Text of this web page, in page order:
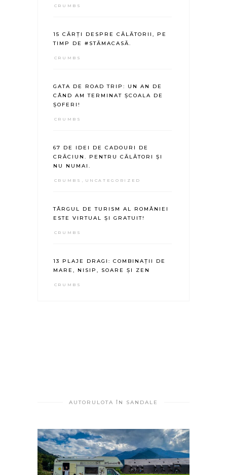
CRUMBS
15 CĂRȚI DESPRE CĂLĂTORII, PE
TIMP DE #STĂMACASĂ.
CRUMBS
GATA DE ROAD TRIP: UN AN DE
CÂND AM TERMINAT ȘCOALA DE
ȘOFERI!
CRUMBS
67 DE IDEI DE CADOURI DE
CRĂCIUN. PENTRU CĂLĂTORI ȘI
NU NUMAI.
CRUMBS , UNCATEGORIZED
TÂRGUL DE TURISM AL ROMÂNIEI
ESTE VIRTUAL ȘI GRATUIT!
CRUMBS
13 PLAJE DRAGI: COMBINAȚII DE
MARE, NISIP, SOARE ȘI ZEN
CRUMBS
AUTORULOTA ÎN SANDALE